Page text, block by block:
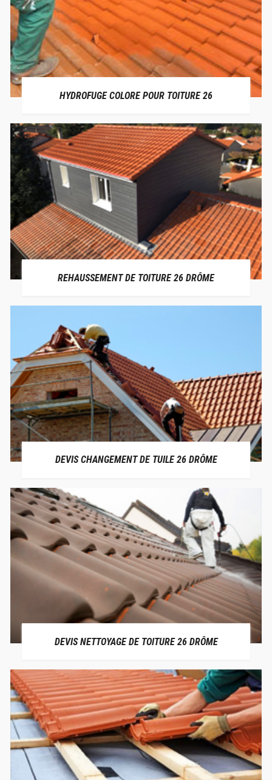
HYDROFUGE COLORE POUR TOITURE 26
REHAUSSEMENT DE TOITURE 26 DRÔME
DEVIS CHANGEMENT DE TUILE 26 DRÔME
DEVIS NETTOYAGE DE TOITURE 26 DRÔME